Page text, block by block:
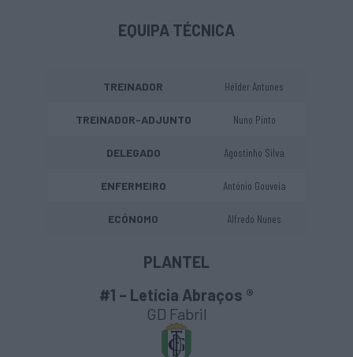
EQUIPA TÉCNICA
TREINADOR Hélder Antunes
TREINADOR-ADJUNTO Nuno Pinto
DELEGADO Agostinho Silva
ENFERMEIRO António Gouveia
ECÓNOMO Alfredo Nunes
PLANTEL
#1 – Letícia Abraços ®
GD Fabril